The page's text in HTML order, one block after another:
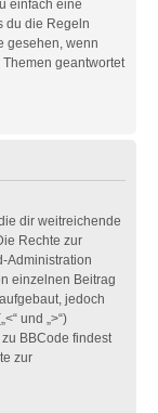
einfach eine
du die Regeln
gesehen, wenn
geantwortet
dir weitreichende
Rechte zur
Administration
einzelnen Beitrag
jedoch
und „>“)
BBCode findest
zur